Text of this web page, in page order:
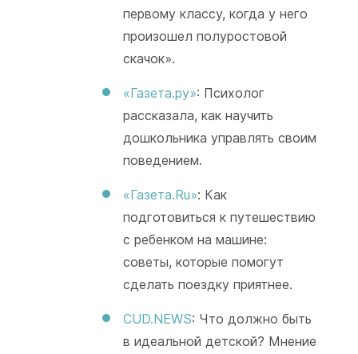
первому классу, когда у него
произошел полуростовой
скачок».
«Газета.ру»: Психолог
рассказала, как научить
дошкольника управлять своим
поведением.
«Газета.Ru»: Как
подготовиться к путешествию
с ребенком на машине:
советы, которые помогут
сделать поездку приятнее.
CUD.NEWS: Что должно быть
в идеальной детской? Мнение